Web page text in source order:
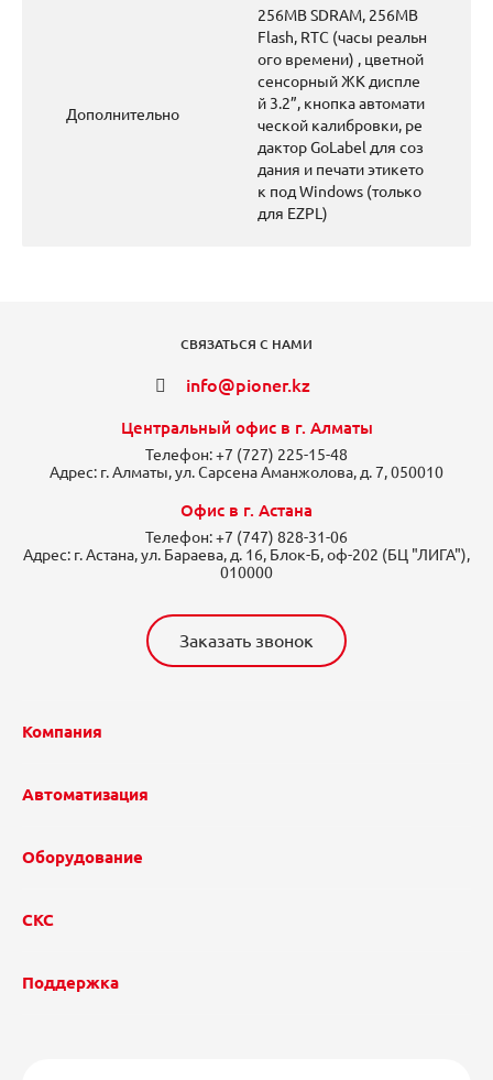
Дополнительно
256MB SDRAM, 256MB
Flash, RTC (часы реальн
ого времени) , цветной
сенсорный ЖК диспле
й 3.2”, кнопка автомати
ческой калибровки, ре
дактор GoLabel для соз
дания и печати этикето
к под Windows (только
для EZPL)
СВЯЗАТЬСЯ С НАМИ
info@pioner.kz
Центральный офис в г. Алматы
Телефон:+7 (727) 225-15-48
Адрес: г. Алматы, ул. Сарсена Аманжолова, д. 7, 050010
Офис в г. Астана
Телефон:+7 (747) 828-31-06
Адрес: г. Астана, ул. Бараева, д. 16, Блок-Б, оф-202 (БЦ "ЛИГА"),
010000
Заказать звонок
Компания
Автоматизация
Оборудование
СКС
Поддержка